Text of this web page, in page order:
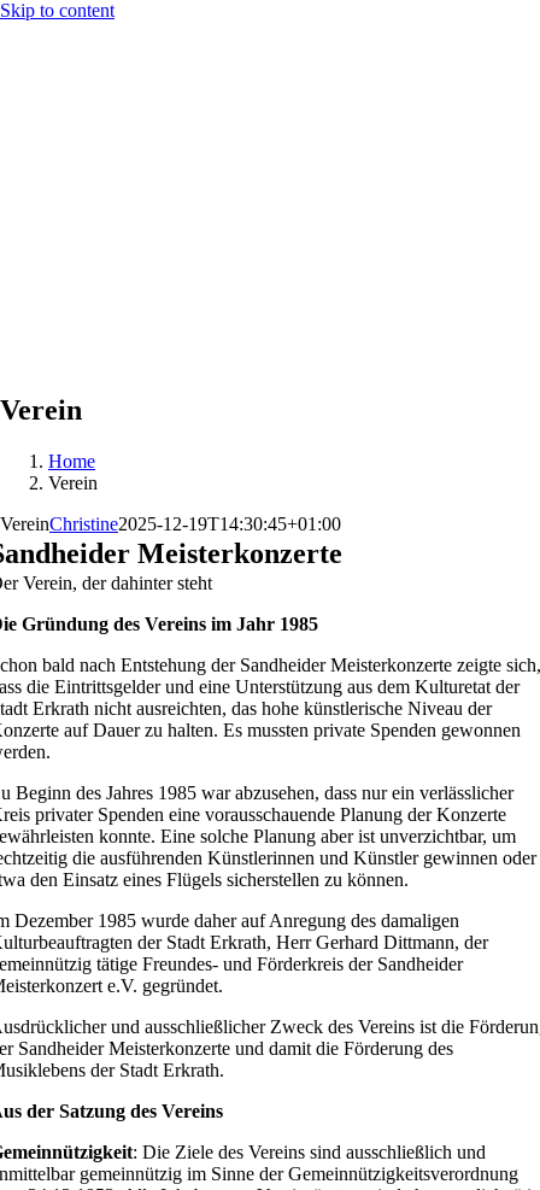
Skip to content
Verein
Home
Verein
VereinChristine2025-12-19T14:30:45+01:00
Meisterkonzerte
Verein, der dahinter steht
Gründung des Vereins im Jahr 1985
bald nach Entstehung der Sandheider Meisterkonzerte zeigte
die Eintrittsgelder und eine Unterstützung aus dem Kulturetat der
Erkrath nicht ausreichten, das hohe künstlerische Niveau der
auf Dauer zu halten. Es mussten private Spenden gewonnen
Beginn des Jahres 1985 war abzusehen, dass nur ein verlässlicher
privater Spenden eine vorausschauende Planung der Konzerte
konnte. Eine solche Planung aber ist unverzichtbar, um
die ausführenden Künstlerinnen und Künstler gewinnen oder
den Einsatz eines Flügels sicherstellen zu können.
Dezember 1985 wurde daher auf Anregung des damaligen
der Stadt Erkrath, Herr Gerhard Dittmann, der
tätige Freundes- und Förderkreis der Sandheider
e.V. gegründet.
und ausschließlicher Zweck des Vereins ist die
Sandheider Meisterkonzerte und damit die Förderung des
der Stadt Erkrath.
der Satzung des Vereins
: Die Ziele des Vereins sind ausschließlich und
gemeinnützig im Sinne der Gemeinnützigkeitsverordnung